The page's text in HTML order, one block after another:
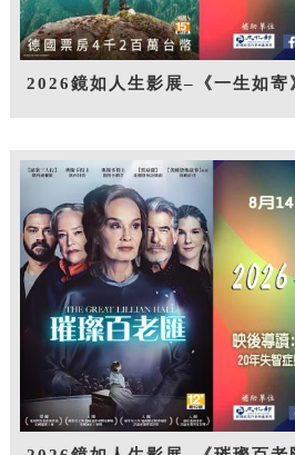
2026鏡如人生影展–《一生如寄